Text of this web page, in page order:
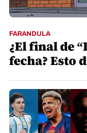
FARANDULA
¿El final de
fecha? Esto